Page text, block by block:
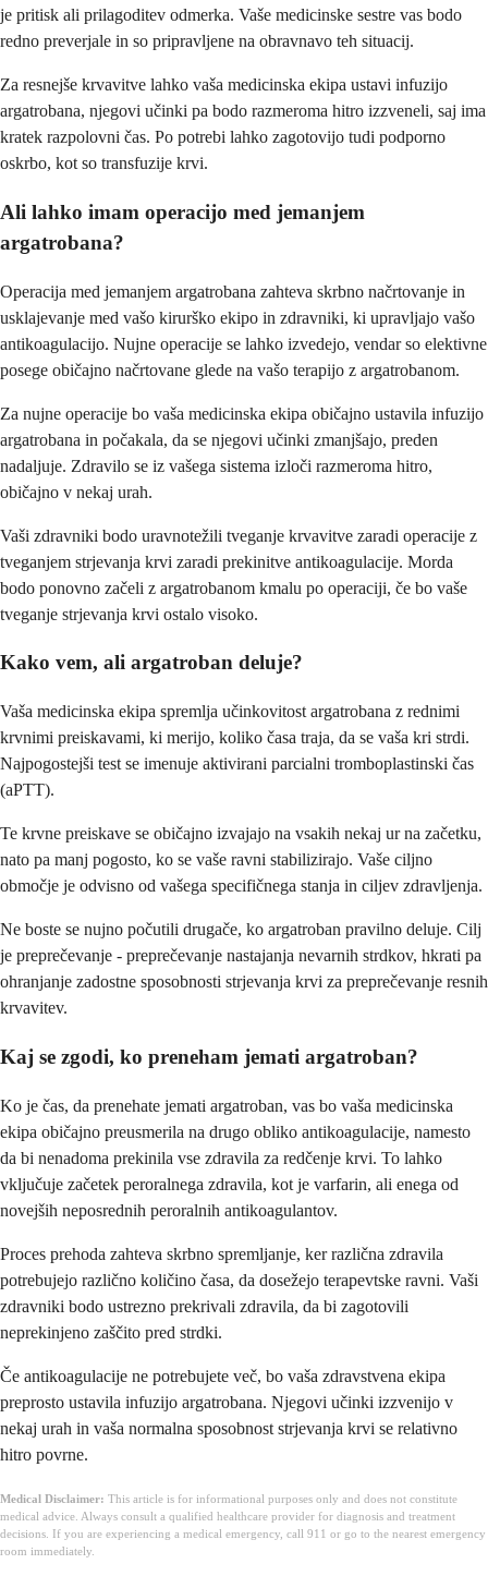
je pritisk ali prilagoditev odmerka. Vaše medicinske sestre vas bodo
redno preverjale in so pripravljene na obravnavo teh situacij.
Za resnejše krvavitve lahko vaša medicinska ekipa ustavi infuzijo
argatrobana, njegovi učinki pa bodo razmeroma hitro izzveneli, saj ima
kratek razpolovni čas. Po potrebi lahko zagotovijo tudi podporno
oskrbo, kot so transfuzije krvi.
Ali lahko imam operacijo med jemanjem
argatrobana?
Operacija med jemanjem argatrobana zahteva skrbno načrtovanje in
usklajevanje med vašo kirurško ekipo in zdravniki, ki upravljajo vašo
antikoagulacijo. Nujne operacije se lahko izvedejo, vendar so elektivne
posege običajno načrtovane glede na vašo terapijo z argatrobanom.
Za nujne operacije bo vaša medicinska ekipa običajno ustavila infuzijo
argatrobana in počakala, da se njegovi učinki zmanjšajo, preden
nadaljuje. Zdravilo se iz vašega sistema izloči razmeroma hitro,
običajno v nekaj urah.
Vaši zdravniki bodo uravnotežili tveganje krvavitve zaradi operacije z
tveganjem strjevanja krvi zaradi prekinitve antikoagulacije. Morda
bodo ponovno začeli z argatrobanom kmalu po operaciji, če bo vaše
tveganje strjevanja krvi ostalo visoko.
Kako vem, ali argatroban deluje?
Vaša medicinska ekipa spremlja učinkovitost argatrobana z rednimi
krvnimi preiskavami, ki merijo, koliko časa traja, da se vaša kri strdi.
Najpogostejši test se imenuje aktivirani parcialni tromboplastinski čas
(aPTT).
Te krvne preiskave se običajno izvajajo na vsakih nekaj ur na začetku,
nato pa manj pogosto, ko se vaše ravni stabilizirajo. Vaše ciljno
območje je odvisno od vašega specifičnega stanja in ciljev zdravljenja.
Ne boste se nujno počutili drugače, ko argatroban pravilno deluje. Cilj
je preprečevanje - preprečevanje nastajanja nevarnih strdkov, hkrati pa
ohranjanje zadostne sposobnosti strjevanja krvi za preprečevanje resnih
krvavitev.
Kaj se zgodi, ko preneham jemati argatroban?
Ko je čas, da prenehate jemati argatroban, vas bo vaša medicinska
ekipa običajno preusmerila na drugo obliko antikoagulacije, namesto
da bi nenadoma prekinila vse zdravila za redčenje krvi. To lahko
vključuje začetek peroralnega zdravila, kot je varfarin, ali enega od
novejših neposrednih peroralnih antikoagulantov.
Proces prehoda zahteva skrbno spremljanje, ker različna zdravila
potrebujejo različno količino časa, da dosežejo terapevtske ravni. Vaši
zdravniki bodo ustrezno prekrivali zdravila, da bi zagotovili
neprekinjeno zaščito pred strdki.
Če antikoagulacije ne potrebujete več, bo vaša zdravstvena ekipa
preprosto ustavila infuzijo argatrobana. Njegovi učinki izzvenijo v
nekaj urah in vaša normalna sposobnost strjevanja krvi se relativno
hitro povrne.
Medical Disclaimer: This article is for informational purposes only and does not constitute
medical advice. Always consult a qualified healthcare provider for diagnosis and treatment
decisions. If you are experiencing a medical emergency, call 911 or go to the nearest emergency
room immediately.